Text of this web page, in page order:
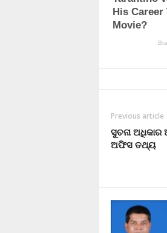
Previous article
ସୁଚନା
ଅଫିସ ତଥ୍ୟ